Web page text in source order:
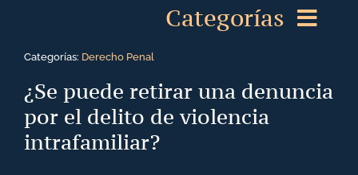
Servicios jurídicos
¡Bienvenido a nuestro blog!
Categorías
Derecho de Familia
Derecho Laboral
Categorías: Derecho Penal
¿Se puede retirar una denuncia
por el delito de violencia
intrafamiliar?